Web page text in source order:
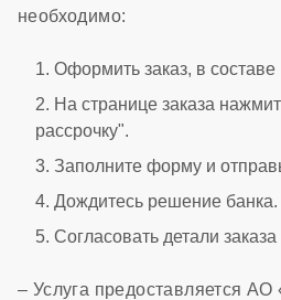
необходимо:
Оформить заказ, в составе
На странице заказа
рассрочку".
Заполните форму и
Дождитесь решение банка.
Согласовать детали
– Услуга предоставляется